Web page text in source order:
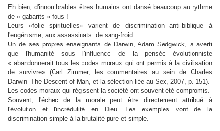
Eh bien, d'innombrables êtres humains ont dansé beaucoup au rythme
de « gabarits » fous !
Leurs «folie spirituelles» varient de discrimination anti-biblique à
l'eugénisme, aux assassinats de sang-froid.
Un de ses propres enseignants de Darwin, Adam Sedgwick, a averti
que l'humanité sous l'influence de la pensée évolutionniste
«abandonnerait tous les codes moraux qui ont permis à la civilisation
de survivre»(Carl Zimmer, les commentaires au sein de Charles
Darwin, The Descent of Man, et la sélection liée au Sex, 2007, p. 151).
Les codes moraux qui régissent la société ont souvent été compromis.
Souvent, l'échec de la morale peut être directement attribué à
l'évolution et l'incrédulité en Dieu. Les exemples vont de la
discrimination simple à la brutalité pure et simple.